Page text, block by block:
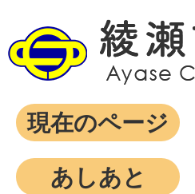
現在のページ
あしあと